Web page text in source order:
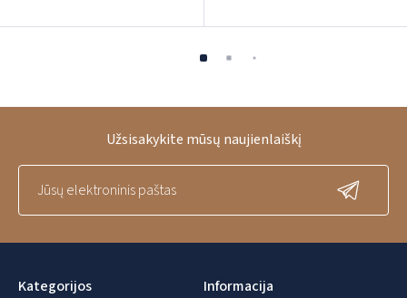
Kategorijos Informacija
Užsisakykite mūsų naujienlaiškį